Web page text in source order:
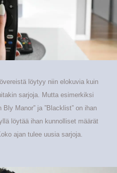
löytyy niin elokuvia kuin
sarjoja. Mutta esimerkiksi
Bly Manor” ja ”Blacklist” on ihan
löytää ihan kunnolliset määrät
ajan tulee uusia sarjoja.